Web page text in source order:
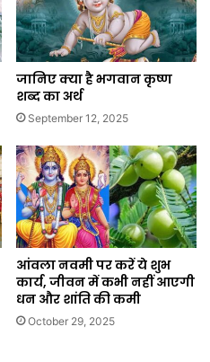
जानिए क्या है भगवान कृष्ण
शब्द का अर्थ
September 12, 2025
आंवला नवमी पर करें ये शुभ
कार्य, जीवन में कभी नहीं आएगी
धन और शांति की कमी
October 29, 2025